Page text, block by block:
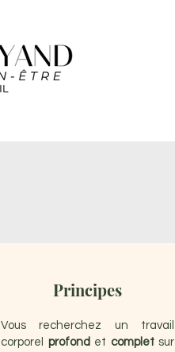
Principes
Vous recherchez un travail
corporel profond et complet sur